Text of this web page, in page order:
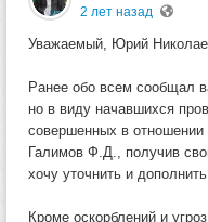
2 лет назад
Уважаемый, Юрий
Ранее обо всем сообщал
но в виду начавшихся
совершенных в
Галимов Ф.Д., получив
хочу уточнить и
Кроме оскорблений и